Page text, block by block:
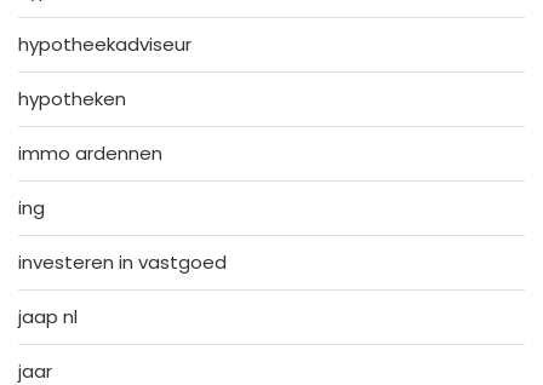
hypotheekadviseur
hypotheken
immo ardennen
ing
investeren in vastgoed
jaap nl
jaar